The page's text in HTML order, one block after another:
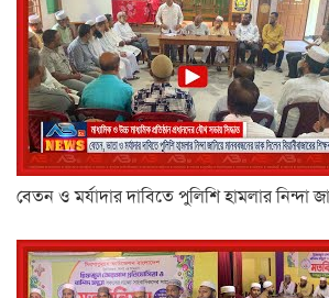
বেতন ও মর্যাদার দাবিতে পুলিশি হামলার নিন্দা